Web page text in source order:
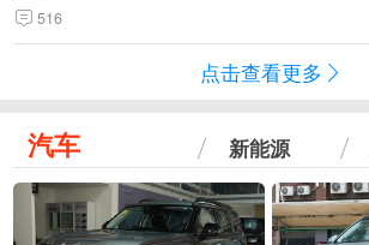
516
点击查看更多
汽车 新能源